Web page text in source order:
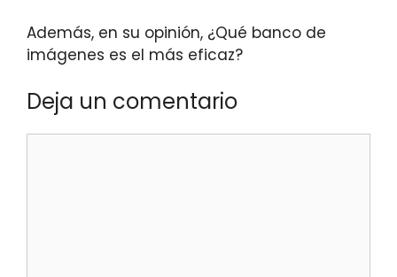
Además, en su opinión, ¿Qué banco de
imágenes es el más eficaz?
Deja un comentario